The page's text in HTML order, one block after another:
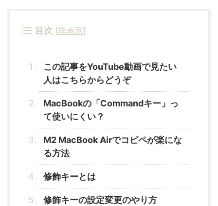
目次 [非表示]
この記事をYouTube動画で見たい
人はこちらからどうぞ
MacBookの「Commandキー」っ
て使いにくい？
M2 MacBook Airでコピペが楽にな
る方法
修飾キーとは
修飾キーの設定変更のやり方